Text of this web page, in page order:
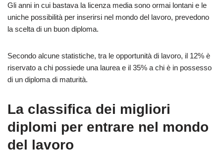
Gli anni in cui bastava la licenza media sono ormai lontani e le
uniche possibilità per inserirsi nel mondo del lavoro, prevedono
la scelta di un buon diploma.
Secondo alcune statistiche, tra le opportunità di lavoro, il 12% è
riservato a chi possiede una laurea e il 35% a chi è in possesso
di un diploma di maturità.
La classifica dei migliori
diplomi per entrare nel mondo
del lavoro